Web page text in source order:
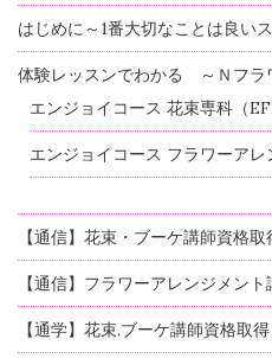
はじめに～1番大切なことは良い
体験レッスンでわかる ～Ｎフラ
エンジョイコース 花束専科（
エンジョイコース フラワーアレ
【通信】花束・ブーケ講師資格取
【通信】フラワーアレンジメン
【通学】花束.ブーケ講師資格取